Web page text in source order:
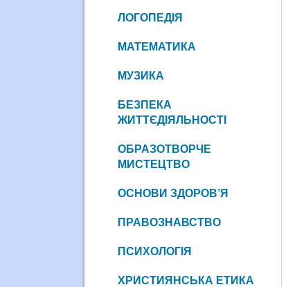
ЛОГОПЕДІЯ
МАТЕМАТИКА
МУЗИКА
БЕЗПЕКА
ЖИТТЄДІЯЛЬНОСТІ
ОБРАЗОТВОРЧЕ
МИСТЕЦТВО
ОСНОВИ ЗДОРОВ’Я
ПРАВОЗНАВСТВО
ПСИХОЛОГІЯ
ХРИСТИЯНСЬКА ЕТИКА